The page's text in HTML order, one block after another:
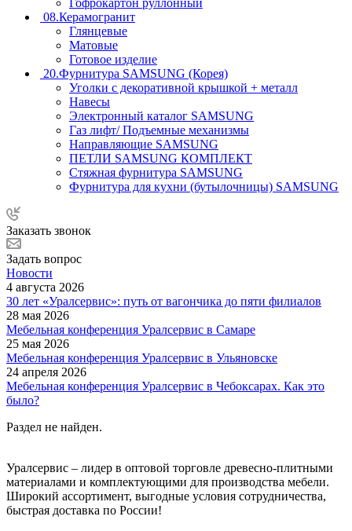
Гофрокартон руллонный
08.Керамогранит
Глянцевые
Матовые
Готовое изделие
20.Фурнитура SAMSUNG (Корея)
Уголки с декоративной крышкой + металл
Навесы
Электронный каталог SAMSUNG
Газ лифт/ Подъемные механизмы
Направляющие SAMSUNG
ПЕТЛИ SAMSUNG КОМПЛЕКТ
Стяжная фурнитура SAMSUNG
Фурнитура для кухни (бутылочницы) SAMSUNG
Заказать звонок
Задать вопрос
Новости
4 августа 2026
30 лет «Уралсервис»: путь от вагончика до пяти филиалов
28 мая 2026
Мебельная конференция Уралсервис в Самаре
25 мая 2026
Мебельная конференция Уралсервис в Ульяновске
24 апреля 2026
Мебельная конференция Уралсервис в Чебоксарах. Как это
было?
Раздел не найден.
Уралсервис – лидер в оптовой торговле древесно-плитными
материалами и комплектующими для производства мебели.
Широкий ассортимент, выгодные условия сотрудничества,
быстрая доставка по России!